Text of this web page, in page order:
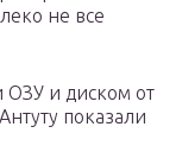
не все
ОЗУ и диском от
показали